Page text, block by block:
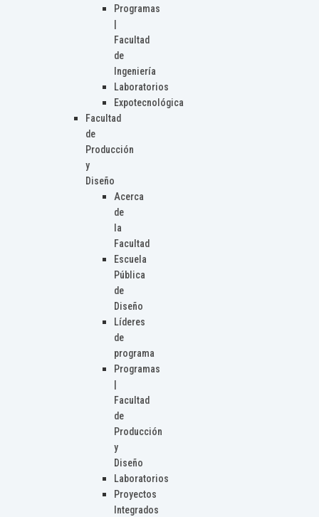
Programas
Facultad
de
Ingeniería
Laboratorios
Expotecnológica
Facultad
de
Producción
y
Diseño
Acerca
de
la
Facultad
Escuela
Pública
de
Diseño
Líderes
de
programa
Programas
Facultad
de
Producción
y
Diseño
Laboratorios
Proyectos
Integrados